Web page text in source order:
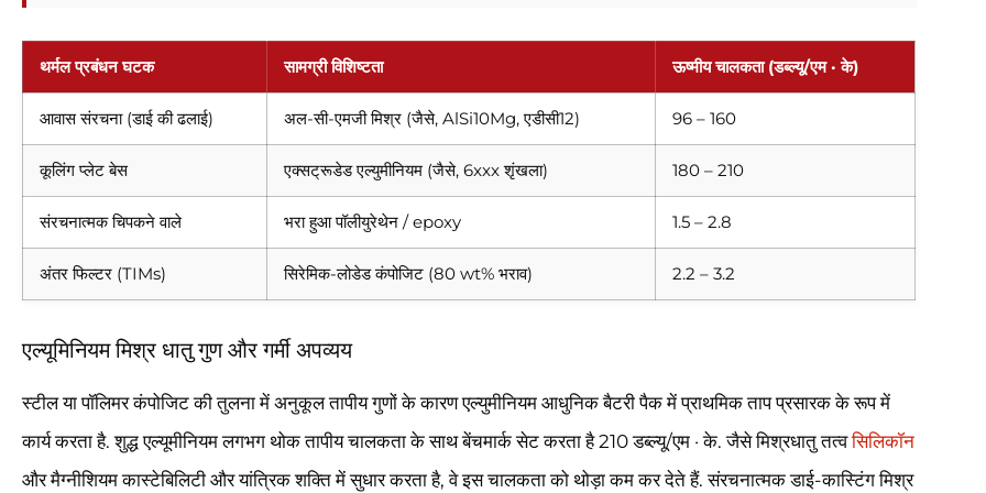
थर्मल प्रबंधन घटक सामग्री विशिष्टता ऊष्मीय चालकता (डब्ल्यू/एम · के)
आवास संरचना (डाई की ढलाई) अल-सी-एमजी मिश्र (जैसे, AlSi10Mg, एडीसी12) 96 – 160
कूलिंग प्लेट बेस एक्सट्रूडेड एल्युमीनियम (जैसे, 6xxx शृंखला) 180 – 210
संरचनात्मक चिपकने वाले भरा हुआ पॉलीयुरेथेन / epoxy 1.5 – 2.8
अंतर फिल्टर (TIMs) सिरेमिक-लोडेड कंपोजिट (80 wt% भराव) 2.2 – 3.2
एल्यूमिनियम मिश्र धातु गुण और गर्मी अपव्यय
स्टील या पॉलिमर कंपोजिट की तुलना में अनुकूल तापीय गुणों के कारण एल्युमीनियम आधुनिक बैटरी पैक में प्राथमिक ताप प्रसारक के रूप में
कार्य करता है. शुद्ध एल्यूमीनियम लगभग थोक तापीय चालकता के साथ बेंचमार्क सेट करता है 210 डब्ल्यू/एम · के. जैसे मिश्रधातु तत्वसिलिकॉन
और मैग्नीशियम कास्टेबिलिटी और यांत्रिक शक्ति में सुधार करता है, वे इस चालकता को थोड़ा कम कर देते हैं. संरचनात्मक डाई-कास्टिंग मिश्र